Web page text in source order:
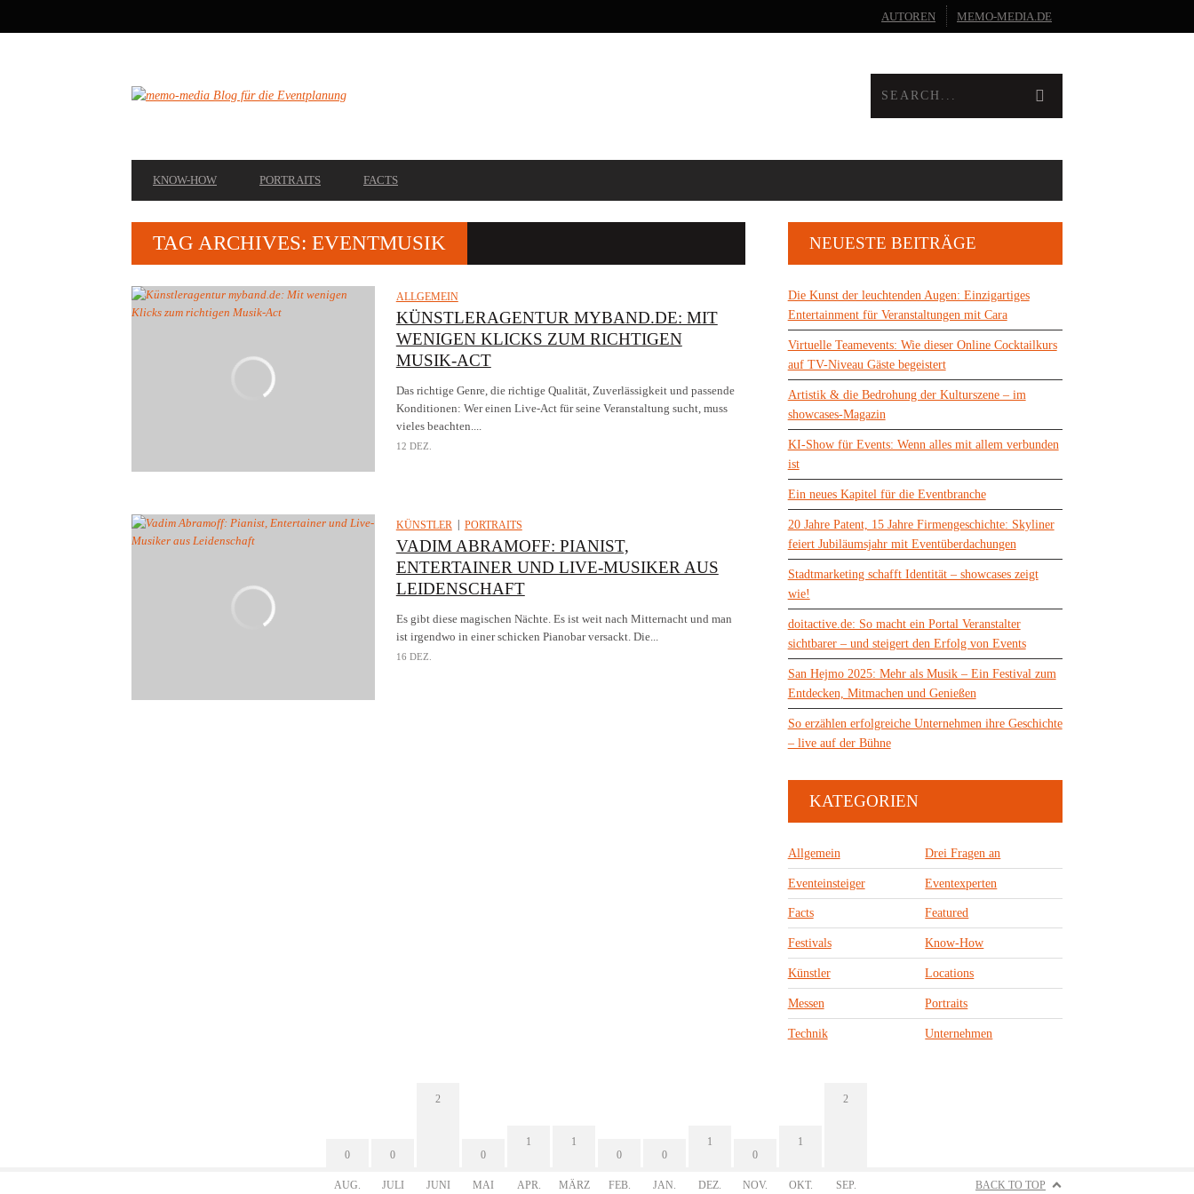
NAVIGATION
AUTOREN MEMO-MEDIA.DE
NAVIGATION
KNOW-HOW PORTRAITS FACTS
TAG ARCHIVES: EVENTMUSIK
ALLGEMEIN
KÜNSTLERAGENTUR MYBAND.DE: MIT
WENIGEN KLICKS ZUM RICHTIGEN
MUSIK-ACT
Das richtige Genre, die richtige Qualität, Zuverlässigkeit und passende
Konditionen: Wer einen Live-Act für seine Veranstaltung sucht, muss
vieles beachten....
12 DEZ.
KÜNSTLER PORTRAITS
VADIM ABRAMOFF: PIANIST,
ENTERTAINER UND LIVE-MUSIKER AUS
LEIDENSCHAFT
Es gibt diese magischen Nächte. Es ist weit nach Mitternacht und man
ist irgendwo in einer schicken Pianobar versackt. Die...
16 DEZ.
NEUESTE BEITRÄGE
Die Kunst der leuchtenden Augen: Einzigartiges
Entertainment für Veranstaltungen mit Cara
Virtuelle Teamevents: Wie dieser Online Cocktailkurs
auf TV-Niveau Gäste begeistert
Artistik & die Bedrohung der Kulturszene – im
showcases-Magazin
KI-Show für Events: Wenn alles mit allem verbunden
ist
Ein neues Kapitel für die Eventbranche
20 Jahre Patent, 15 Jahre Firmengeschichte: Skyliner
feiert Jubiläumsjahr mit Eventüberdachungen
Stadtmarketing schafft Identität – showcases zeigt
wie!
doitactive.de: So macht ein Portal Veranstalter
sichtbarer – und steigert den Erfolg von Events
San Hejmo 2025: Mehr als Musik – Ein Festival zum
Entdecken, Mitmachen und Genießen
So erzählen erfolgreiche Unternehmen ihre Geschichte
– live auf der Bühne
KATEGORIEN
Allgemein Drei Fragen an
Eventeinsteiger Eventexperten
Facts Featured
Festivals Know-How
Künstler Locations
Messen Portraits
Technik Unternehmen
0
AUG.
0
JULI
2
JUNI
0
MAI
1
APR.
1
MÄRZ
0
FEB.
0
JAN.
1
DEZ.
0
NOV.
1
OKT.
2
SEP. BACK TO TOP